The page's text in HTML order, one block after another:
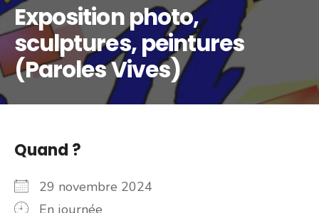
Exposition photo,
sculptures, peintures
(Paroles Vives)
Quand ?
29 novembre 2024
En journée